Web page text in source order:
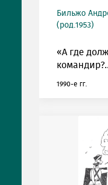
Бильжо
(род.1953)
«А где
1990-е гг.